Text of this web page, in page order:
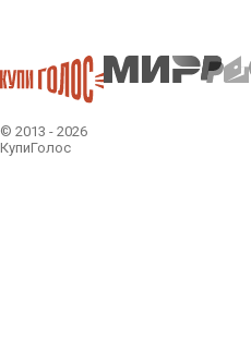
© 2013 - 2026
КупиГолос